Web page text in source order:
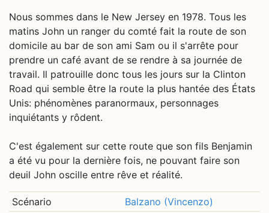
Nous sommes dans le New Jersey en 1978. Tous les
matins John un ranger du comté fait la route de son
domicile au bar de son ami Sam ou il s'arrête pour
prendre un café avant de se rendre à sa journée de
travail. Il patrouille donc tous les jours sur la Clinton
Road qui semble être la route la plus hantée des États
Unis: phénomènes paranormaux, personnages
inquiétants y rôdent.
C'est également sur cette route que son fils Benjamin
a été vu pour la dernière fois, ne pouvant faire son
deuil John oscille entre rêve et réalité.
Scénario
Balzano (Vincenzo)